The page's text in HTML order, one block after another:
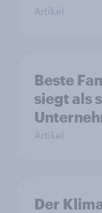
Artikel
Beste
siegt als
Artikel
Der